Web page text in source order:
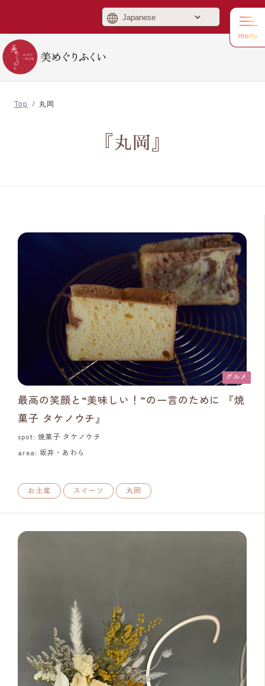
Top / 丸岡
『丸岡』
グルメ
最高の笑顔と“美味しい！”の一言のために 『焼
菓子 タケノウチ』
spot: 焼菓子 タケノウチ
area: 坂井・あわら
お土産 スイーツ 丸岡